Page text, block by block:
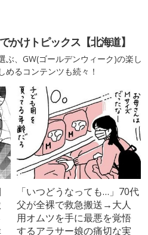
かけトピックス【北海道】
ぶ、GW(ゴールデンウィーク)の楽し
めるコンテンツも続々！
「いつどうなっても…」70代
父が全裸で救急搬送→大人
用オムツを手に最悪を覚悟
するアラサー娘の痛切な実